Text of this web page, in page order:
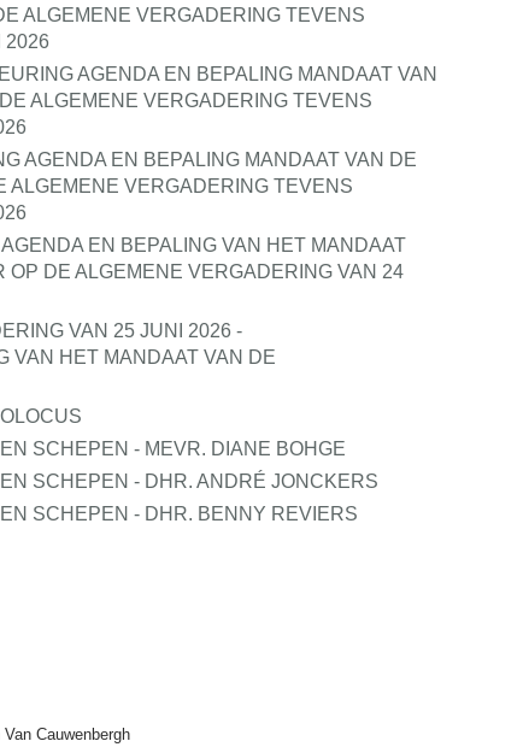
ALGEMENE VERGADERING TEVENS
2026
AGENDA EN BEPALING MANDAAT VAN
ALGEMENE VERGADERING TEVENS
AGENDA EN BEPALING MANDAAT VAN DE
ALGEMENE VERGADERING TEVENS
EN BEPALING VAN HET MANDAAT
DE ALGEMENE VERGADERING VAN 24
VAN 25 JUNI 2026 -
VAN HET MANDAAT VAN DE
SCHEPEN - MEVR. DIANE BOHGE
SCHEPEN - DHR. ANDRÉ JONCKERS
SCHEPEN - DHR. BENNY REVIERS
Van Cauwenbergh